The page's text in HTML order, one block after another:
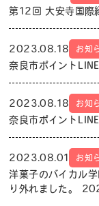
第12回 大安寺国際
2023.08.18 お知
奈良市ポイント
2023.08.18 お知
奈良市ポイント
2023.08.01 お知
洋菓子のバイカル
り外れました。